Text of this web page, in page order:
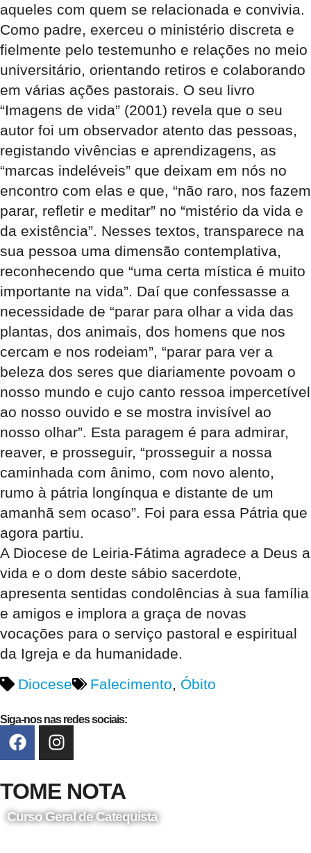
aqueles com quem se relacionada e convivia.
Como padre, exerceu o ministério discreta e
fielmente pelo testemunho e relações no meio
universitário, orientando retiros e colaborando
em várias ações pastorais. O seu livro
“Imagens de vida” (2001) revela que o seu
autor foi um observador atento das pessoas,
registando vivências e aprendizagens, as
“marcas indeléveis” que deixam em nós no
encontro com elas e que, “não raro, nos fazem
parar, refletir e meditar” no “mistério da vida e
da existência”. Nesses textos, transparece na
sua pessoa uma dimensão contemplativa,
reconhecendo que “uma certa mística é muito
importante na vida”. Daí que confessasse a
necessidade de “parar para olhar a vida das
plantas, dos animais, dos homens que nos
cercam e nos rodeiam”, “parar para ver a
beleza dos seres que diariamente povoam o
nosso mundo e cujo canto ressoa impercetível
ao nosso ouvido e se mostra invisível ao
nosso olhar”. Esta paragem é para admirar,
reaver, e prosseguir, “prosseguir a nossa
caminhada com ânimo, com novo alento,
rumo à pátria longínqua e distante de um
amanhã sem ocaso”. Foi para essa Pátria que
agora partiu.
A Diocese de Leiria-Fátima agradece a Deus a
vida e o dom deste sábio sacerdote,
apresenta sentidas condolências à sua família
e amigos e implora a graça de novas
vocações para o serviço pastoral e espiritual
da Igreja e da humanidade.
Diocese
Falecimento, Óbito
Siga-nos nas redes sociais:
TOME NOTA
Curso Geral de Catequista